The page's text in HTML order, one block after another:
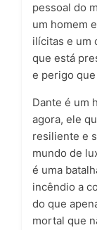
pessoal do
um homem
ilícitas e um
que está
e perigo
Dante é um
agora, ele
resiliente e
mundo de
é uma
incêndio a
do que
mortal que